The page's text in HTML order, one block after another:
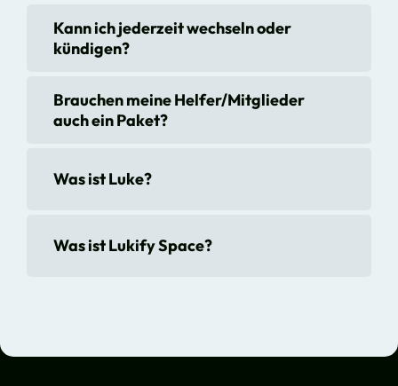
Kann ich jederzeit wechseln oder
kündigen?
Brauchen meine Helfer/Mitglieder
auch ein Paket?
Was ist Luke?
Was ist Lukify Space?